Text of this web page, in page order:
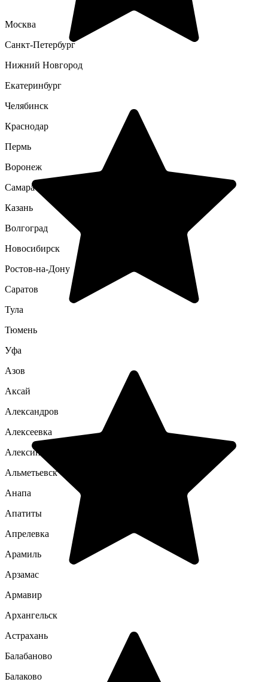
Москва
Санкт-Петербург
Нижний Новгород
Екатеринбург
Челябинск
Краснодар
Пермь
Воронеж
Самара
Казань
Волгоград
Новосибирск
Ростов-на-Дону
Саратов
Тула
Тюмень
Уфа
Азов
Аксай
Александров
Алексеевка
Алексин
Альметьевск
Анапа
Апатиты
Апрелевка
Арамиль
Арзамас
Армавир
Архангельск
Астрахань
Балабаново
Балаково